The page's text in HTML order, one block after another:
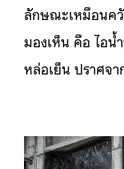
ลักษณะเหมือนค
มองเห็น คือ ไอน้
หล่อเย็น ปราศจ